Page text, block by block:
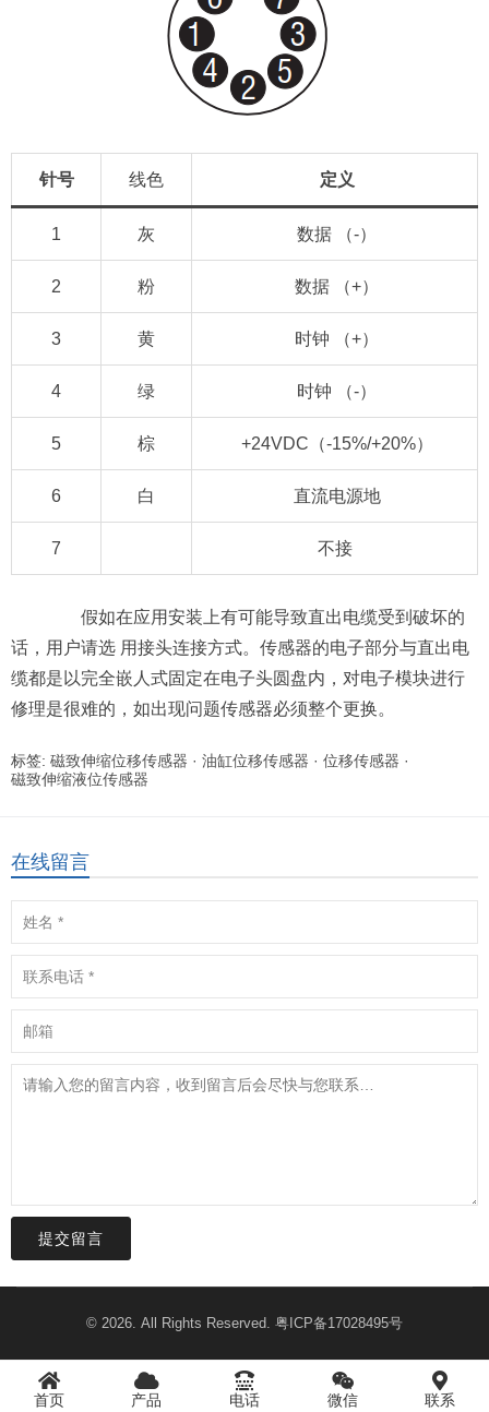
针号 线色 定义
1 灰 数据 （-）
2 粉 数据 （+）
3 黄 时钟 （+）
4 绿 时钟 （-）
5 棕 +24VDC（-15%/+20%）
6 白 直流电源地
7 不接
假如在应用安装上有可能导致直出电缆受到破坏的
话，用户请选 用接头连接方式。传感器的电子部分与直出电
缆都是以完全嵌人式固定在电子头圆盘内，对电子模块进行
修理是很难的，如出现问题传感器必须整个更换。
标签: 磁致伸缩位移传感器 · 油缸位移传感器 · 位移传感器 ·
磁致伸缩液位传感器
在线留言
提交留言
© 2026. All Rights Reserved. 粤ICP备17028495号
首页 产品 电话 微信 联系